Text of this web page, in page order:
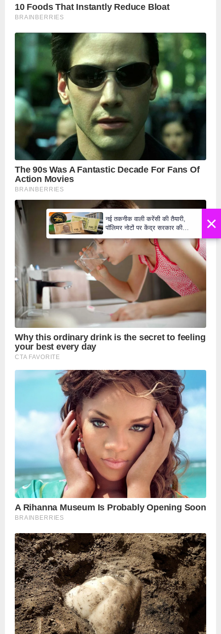
×
नई तकनीक वाली करेंसी की तैयारी,
पॉलिमर नोटों पर केंद्र सरकार की
₹10 और ₹20 के नोट - Daily Lok
Manch PM Modi U